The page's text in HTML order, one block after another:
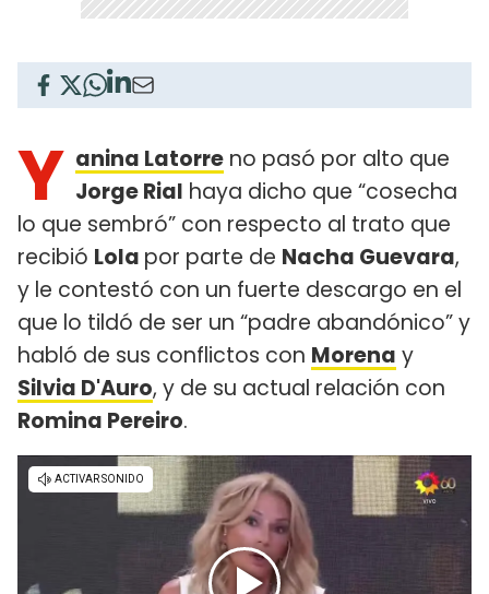
Y anina Latorre no pasó por alto que
Jorge Rial haya dicho que “cosecha
lo que sembró” con respecto al trato que
recibió Lola por parte de Nacha Guevara,
y le contestó con un fuerte descargo en el
que lo tildó de ser un “padre abandónico” y
habló de sus conflictos con Morena y
Silvia D'Auro, y de su actual relación con
Romina Pereiro.